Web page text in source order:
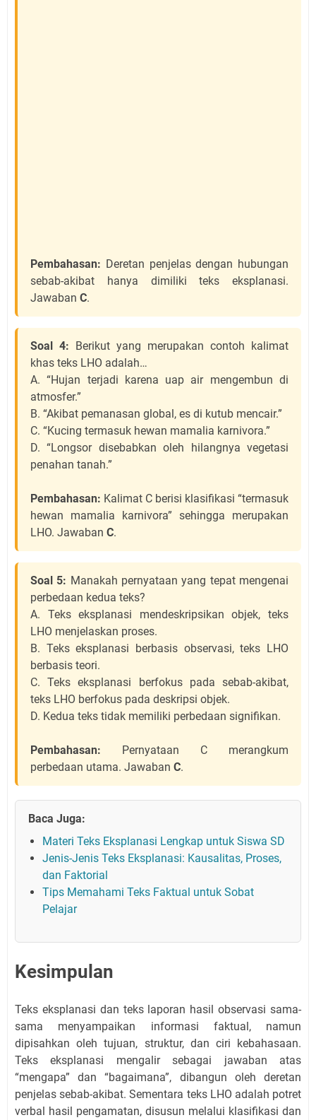
Pembahasan: Deretan penjelas dengan hubungan
sebab-akibat hanya dimiliki teks eksplanasi.
Jawaban C.
Soal 4: Berikut yang merupakan contoh kalimat
khas teks LHO adalah…
A. “Hujan terjadi karena uap air mengembun di
atmosfer.”
B. “Akibat pemanasan global, es di kutub mencair.”
C. “Kucing termasuk hewan mamalia karnivora.”
D. “Longsor disebabkan oleh hilangnya vegetasi
penahan tanah.”
Pembahasan: Kalimat C berisi klasifikasi “termasuk
hewan mamalia karnivora” sehingga merupakan
LHO. Jawaban C.
Soal 5: Manakah pernyataan yang tepat mengenai
perbedaan kedua teks?
A. Teks eksplanasi mendeskripsikan objek, teks
LHO menjelaskan proses.
B. Teks eksplanasi berbasis observasi, teks LHO
berbasis teori.
C. Teks eksplanasi berfokus pada sebab-akibat,
teks LHO berfokus pada deskripsi objek.
D. Kedua teks tidak memiliki perbedaan signifikan.
Pembahasan: Pernyataan C merangkum
perbedaan utama. Jawaban C.
Baca Juga:
Materi Teks Eksplanasi Lengkap untuk Siswa SD
Jenis-Jenis Teks Eksplanasi: Kausalitas, Proses,
dan Faktorial
Tips Memahami Teks Faktual untuk Sobat
Pelajar
Kesimpulan
Teks eksplanasi dan teks laporan hasil observasi sama-
sama menyampaikan informasi faktual, namun
dipisahkan oleh tujuan, struktur, dan ciri kebahasaan.
Teks eksplanasi mengalir sebagai jawaban atas
“mengapa” dan “bagaimana”, dibangun oleh deretan
penjelas sebab-akibat. Sementara teks LHO adalah potret
verbal hasil pengamatan, disusun melalui klasifikasi dan